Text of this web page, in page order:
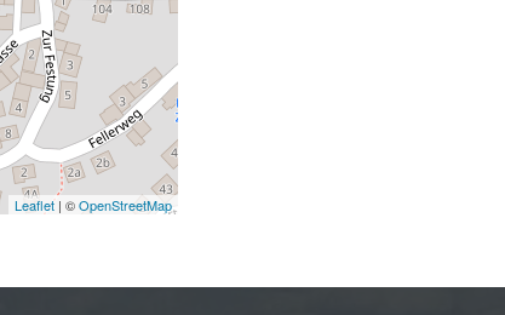
Leaflet| ©OpenStreetMap